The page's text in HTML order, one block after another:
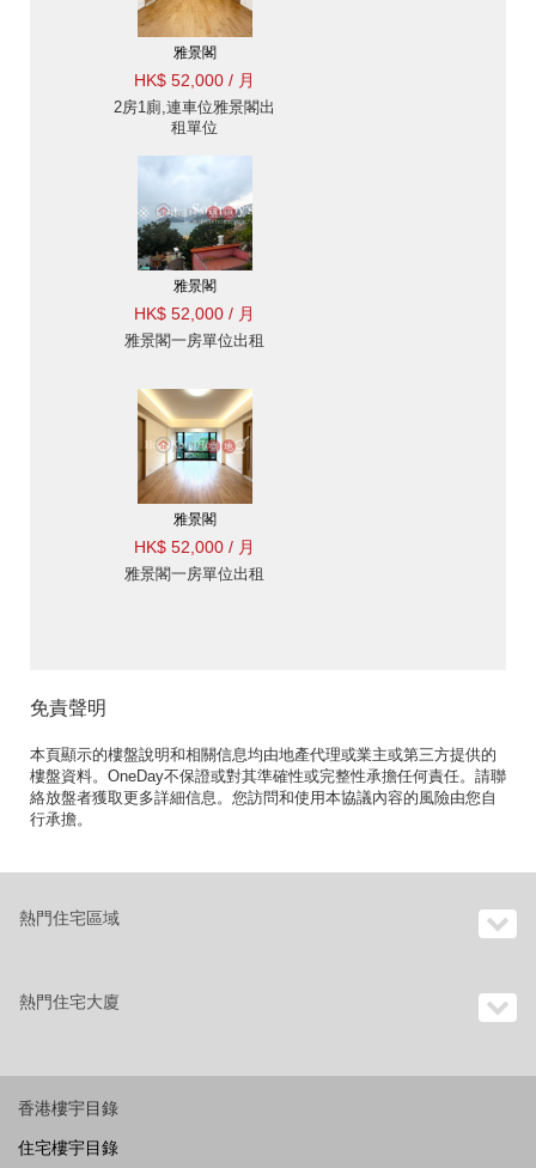
雅景閣
HK$ 52,000 / 月
2房1廁,連車位雅景閣出
租單位
雅景閣
HK$ 52,000 / 月
雅景閣一房單位出租
雅景閣
HK$ 52,000 / 月
雅景閣一房單位出租
免責聲明
本頁顯示的樓盤說明和相關信息均由地產代理或業主或第三方提供的
樓盤資料。OneDay不保證或對其準確性或完整性承擔任何責任。請聯
絡放盤者獲取更多詳細信息。您訪問和使用本協議內容的風險由您自
行承擔。
熱門住宅區域
熱門住宅大廈
香港樓宇目錄
住宅樓宇目錄